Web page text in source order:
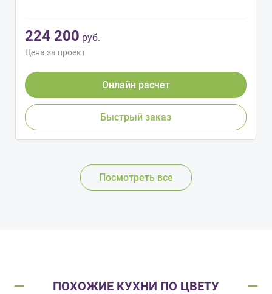
224 200 руб.
Цена за проект
Онлайн расчет
Быстрый заказ
Посмотреть все
ПОХОЖИЕ КУХНИ ПО ЦВЕТУ